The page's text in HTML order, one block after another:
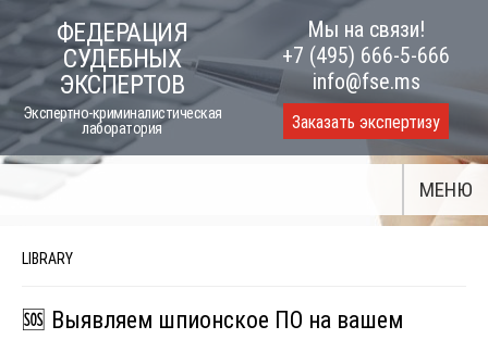
to
content
ФЕДЕРАЦИЯ
СУДЕБНЫХ
ЭКСПЕРТОВ
Экспертно-криминалистическая
лаборатория
Мы на связи!
+7 (495) 666-5-666
info@fse.ms
Заказать экспертизу
МЕНЮ
LIBRARY
🆘 Выявляем шпионское ПО на вашем